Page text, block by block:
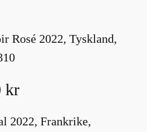
Rosé 2022, Tyskland,
kr
2022, Frankrike,